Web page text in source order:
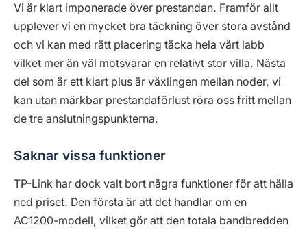
Vi är klart imponerade över prestandan. Framför allt
upplever vi en mycket bra täckning över stora avstånd
och vi kan med rätt placering täcka hela vårt labb
vilket mer än väl motsvarar en relativt stor villa. Nästa
del som är ett klart plus är växlingen mellan noder, vi
kan utan märkbar prestandaförlust röra oss fritt mellan
de tre anslutningspunkterna.
Saknar vissa funktioner
TP-Link har dock valt bort några funktioner för att hålla
ned priset. Den första är att det handlar om en
AC1200-modell, vilket gör att den totala bandbredden